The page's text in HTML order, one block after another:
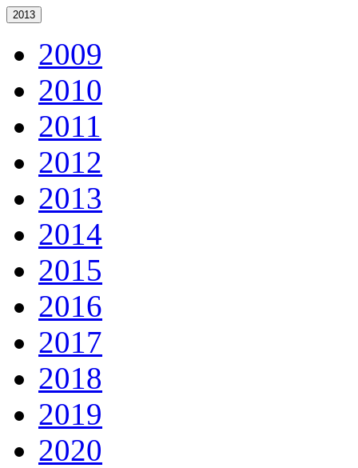
2013
2009
2010
2011
2012
2013
2014
2015
2016
2017
2018
2019
2020